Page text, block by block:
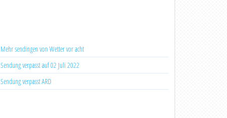
Mehr sendingen von Wetter vor acht
Sendung verpasst auf 02 Juli 2022
Sendung verpasst ARD